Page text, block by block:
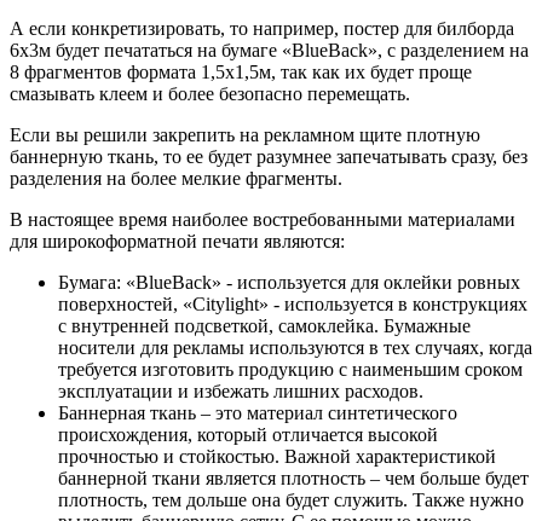
А если конкретизировать, то например, постер для билборда
6х3м будет печататься на бумаге «BlueBack», с разделением на
8 фрагментов формата 1,5х1,5м, так как их будет проще
смазывать клеем и более безопасно перемещать.
Если вы решили закрепить на рекламном щите плотную
баннерную ткань, то ее будет разумнее запечатывать сразу, без
разделения на более мелкие фрагменты.
В настоящее время наиболее востребованными материалами
для широкоформатной печати являются:
Бумага: «BlueBack» - используется для оклейки ровных
поверхностей, «Citylight» - используется в конструкциях
с внутренней подсветкой, самоклейка. Бумажные
носители для рекламы используются в тех случаях, когда
требуется изготовить продукцию с наименьшим сроком
эксплуатации и избежать лишних расходов.
Баннерная ткань – это материал синтетического
происхождения, который отличается высокой
прочностью и стойкостью. Важной характеристикой
баннерной ткани является плотность – чем больше будет
плотность, тем дольше она будет служить. Также нужно